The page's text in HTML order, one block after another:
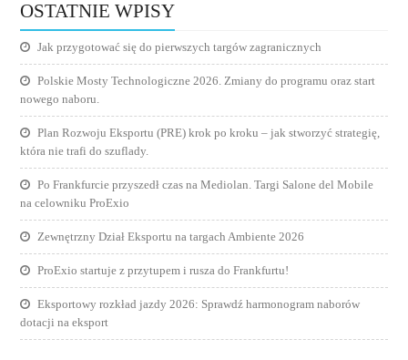
OSTATNIE WPISY
Jak przygotować się do pierwszych targów zagranicznych
Polskie Mosty Technologiczne 2026. Zmiany do programu oraz start
nowego naboru.
Plan Rozwoju Eksportu (PRE) krok po kroku – jak stworzyć strategię,
która nie trafi do szuflady.
Po Frankfurcie przyszedł czas na Mediolan. Targi Salone del Mobile
na celowniku ProExio
Zewnętrzny Dział Eksportu na targach Ambiente 2026
ProExio startuje z przytupem i rusza do Frankfurtu!
Eksportowy rozkład jazdy 2026: Sprawdź harmonogram naborów
dotacji na eksport